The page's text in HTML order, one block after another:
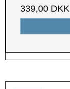
339,00 DKK